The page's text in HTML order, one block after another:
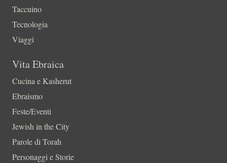
Taccuino
Tecnologia
Viaggi
Vita Ebraica
Cucina e Kasherut
Ebraismo
Feste/Eventi
Jewish in the City
Parole di Torah
Personaggi e Storie